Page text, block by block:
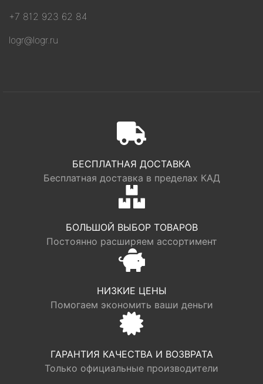
+7 812 923 62 84
logr@logr.ru
БЕСПЛАТНАЯ ДОСТАВКА
Бесплатная доставка в пределах КАД
БОЛЬШОЙ ВЫБОР ТОВАРОВ
Постоянно расширяем ассортимент
НИЗКИЕ ЦЕНЫ
Помогаем экономить ваши деньги
ГАРАНТИЯ КАЧЕСТВА И ВОЗВРАТА
Только официальные производители